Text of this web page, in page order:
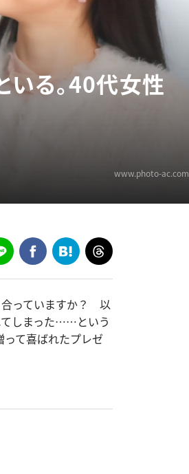
いる。40代女性
www.photo-ac.com
合っていますか？ 以
てしまった……という
て喜ばれたプレゼ